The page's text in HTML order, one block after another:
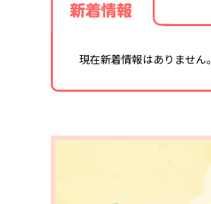
新着情報
現在新着情報はありません。